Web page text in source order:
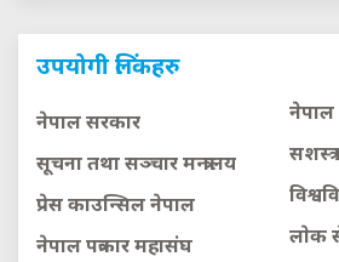
उपयोगी लिंकहरु
नेपाल सरकार
सूचना तथा सञ्चार मन्त्रालय
प्रेस काउन्सिल नेपाल
नेपाल पत्रकार महासंघ
नेपाल
सशस्त्र
लाेक